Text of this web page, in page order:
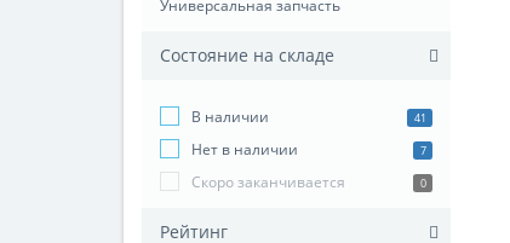
Универсальная запчасть
Состояние на складе
В наличии 41
Нет в наличии 7
Скоро заканчивается 0
Рейтинг